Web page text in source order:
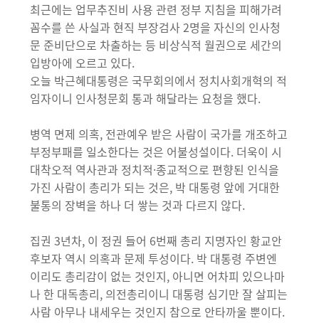
최근에는 업무추진비 사용 관련 정부 지침을 피해가려
꼼수를 쓴 사실과 현직 부장검사 2명을 자신의 인사청
문 준비단으로 차출하는 등 비상식적 월권으로 세간의
입방아에 오르고 있다.
오늘 박근혜대통령은 국무회의에서 정치사회개혁의 적
임자이니 인사청문회 통과 해달라는 요청을 했다.
병역 면제 의혹, 전관예우 받은 사람이 국가를 개조하고
부정부패를 일소한다는 것은 어불성설이다. 더욱이 시
대착오적 역사관과 정치적·종교적으로 편향된 인식을
가진 사람이 총리가 되는 것은, 박 대통령 앞에 거대한
불통의 장벽을 하나 더 쌓는 것과 다르지 않다.
집권 3년차, 이 정권 들어 6번째 총리 지명자인 황교안
후보자 역시 의혹과 문제 투성이다. 박 대통령 주변엔
이리도 총리감이 없는 것인지, 아니면 어차피 있으나마
나 한 대독총리, 의전총리이니 대통령 심기만 잘 살피는
사람 아무나 내세우는 것인지 참으로 안타까울 뿐이다.